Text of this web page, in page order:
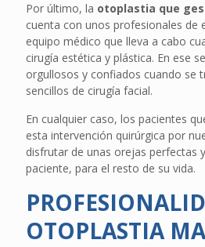
Por último, la otoplastia que
cuenta con unos profesionales de
equipo médico que lleva a cabo
cirugía estética y plástica. En ese
orgullosos y confiados cuando se
sencillos de cirugía facial.
En cualquier caso, los pacientes
esta intervención quirúrgica por
disfrutar de unas orejas perfectas
paciente, para el resto de su vida.
OTOPLASTIA